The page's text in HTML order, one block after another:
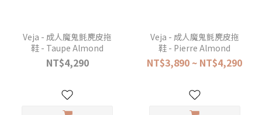
Veja - 成人魔鬼氈麂皮拖
鞋 - Taupe Almond
NT$4,290
Veja - 成人魔鬼氈麂皮拖
鞋 - Pierre Almond
NT$3,890 ~ NT$4,290